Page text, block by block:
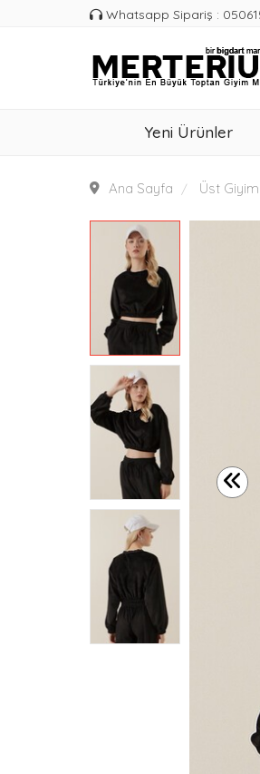
Whatsapp Sipariş :
Yeni Ürünler
Ana Sayfa Üst Giyim